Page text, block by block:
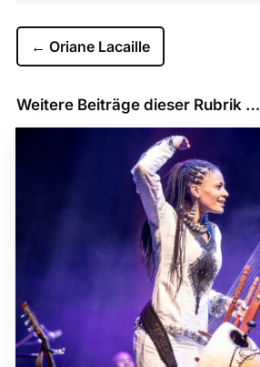
← Oriane Lacaille
Weitere Beiträge dieser Rubrik …